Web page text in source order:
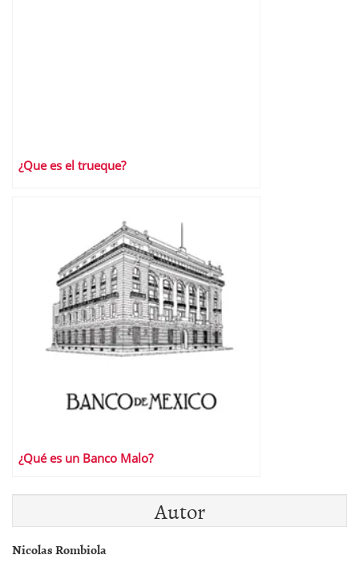
¿Que es el trueque?
¿Qué es un Banco Malo?
Autor
Nicolas Rombiola